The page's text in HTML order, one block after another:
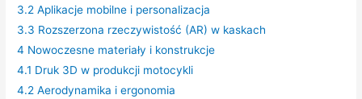
3.2 Aplikacje mobilne i personalizacja
3.3 Rozszerzona rzeczywistość (AR) w kaskach
4 Nowoczesne materiały i konstrukcje
4.1 Druk 3D w produkcji motocykli
4.2 Aerodynamika i ergonomia